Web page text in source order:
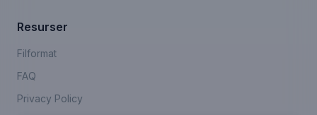
Resurser
Filformat
FAQ
Privacy Policy